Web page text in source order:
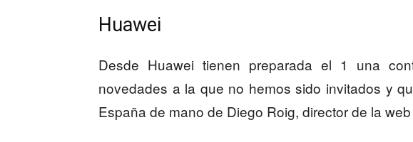
Huawei
Desde Huawei tienen preparada el 1 una
novedades a la que no hemos sido invitados y
España de mano de Diego Roig, director de la